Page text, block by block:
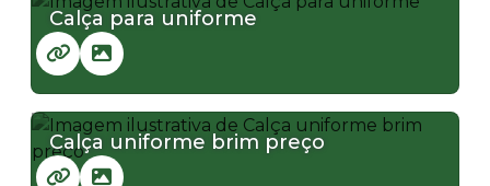
Calça para uniforme
Calça uniforme brim preço